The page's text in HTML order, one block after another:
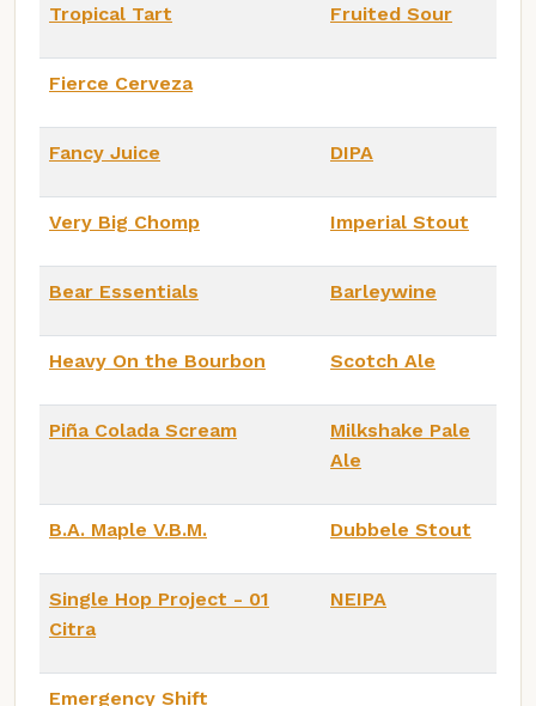
Tropical Tart Fruited Sour
Fierce Cerveza
Fancy Juice DIPA
Very Big Chomp Imperial Stout
Bear Essentials Barleywine
Heavy On the Bourbon Scotch Ale
Piña Colada Scream
Milkshake Pale
Ale
B.A. Maple V.B.M. Dubbele Stout
Single Hop Project - 01
Citra
NEIPA
Emergency Shift